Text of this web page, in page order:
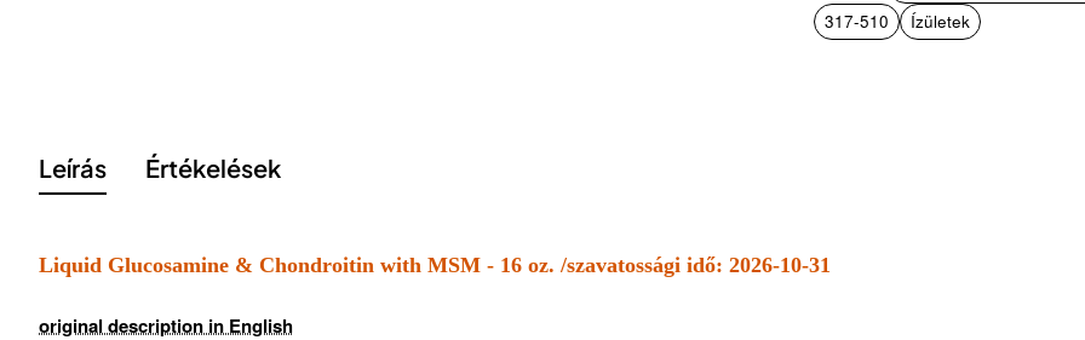
317-510
Ízületek
Leírás Értékelések
Liquid Glucosamine & Chondroitin with MSM - 16 oz. /szavatossági idő: 2026-10-31
original description in English